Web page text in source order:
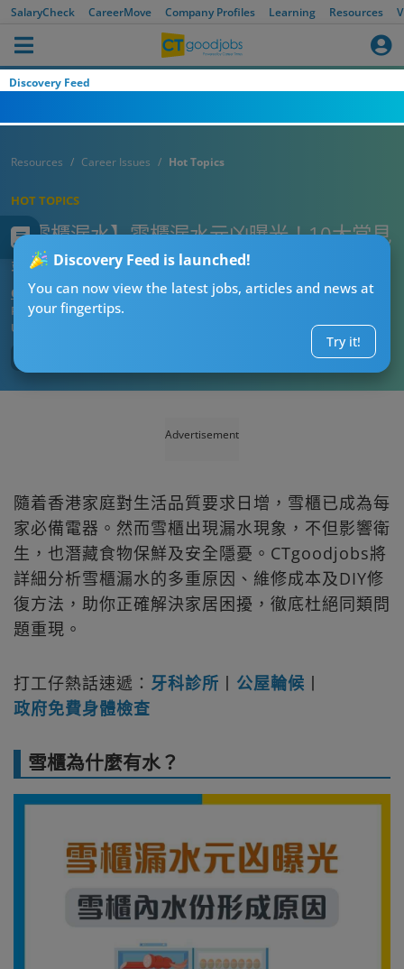
SalaryCheck CareerMove Company Profiles Learning Resources
Discovery Feed
Discovery Feed is launched!
You can now view the latest jobs, articles and news at
your fingertips.
Try it!
Resources Career Issues Hot Topics
HOT TOPICS
【雪櫃漏水】雪櫃漏水元凶曝光！10大常見
錯誤你中幾多個？ 即學10招DIY維修法
CT熱話管理員
Published:2026-08-03 03:06
Updated:
Advertisement
隨着香港家庭對生活品質要求日增，雪櫃已成為每
家必備電器。然而雪櫃出現漏水現象，不但影響衛
生，也潛藏食物保鮮及安全隱憂。CTgoodjobs將
詳細分析雪櫃漏水的多重原因、維修成本及DIY修
復方法，助你正確解決家居困擾，徹底杜絕同類問
題重現。
打工仔熱話速遞： 牙科診所 丨 公屋輪候 丨
政府免費身體檢查
雪櫃為什麼有水？